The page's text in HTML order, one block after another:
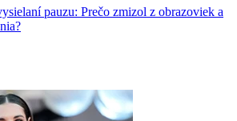
pauzu: Prečo zmizol z obrazoviek a